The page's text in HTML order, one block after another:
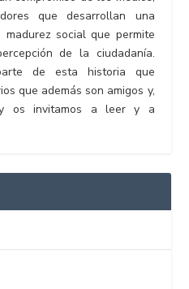
que desarrollan una
social que permite
de la ciudadanía.
de esta historia que
que además son amigos y,
os invitamos a leer y a